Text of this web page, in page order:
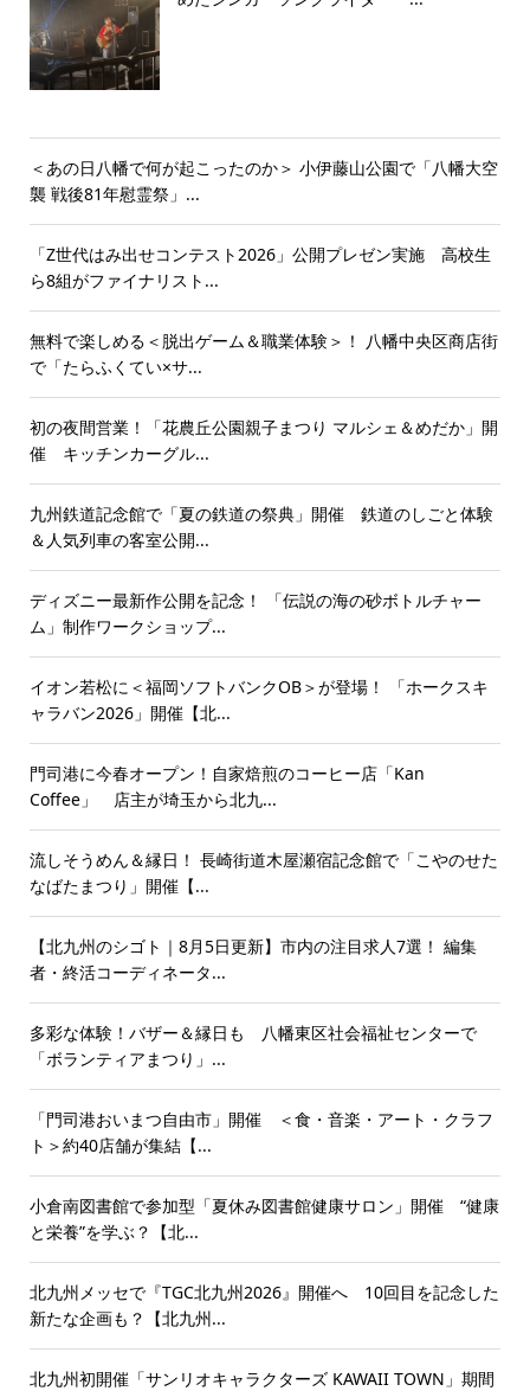
＜あの日八幡で何が起こったのか＞ 小伊藤山公園で「八幡大空
襲 戦後81年慰霊祭」...
「Z世代はみ出せコンテスト2026」公開プレゼン実施 高校生
ら8組がファイナリスト...
無料で楽しめる＜脱出ゲーム＆職業体験＞！ 八幡中央区商店街
で「たらふくてい×サ...
初の夜間営業！「花農丘公園親子まつり マルシェ＆めだか」開
催 キッチンカーグル...
九州鉄道記念館で「夏の鉄道の祭典」開催 鉄道のしごと体験
＆人気列車の客室公開...
ディズニー最新作公開を記念！ 「伝説の海の砂ボトルチャー
ム」制作ワークショップ...
イオン若松に＜福岡ソフトバンクOB＞が登場！ 「ホークスキ
ャラバン2026」開催【北...
門司港に今春オープン！自家焙煎のコーヒー店「Kan
Coffee」 店主が埼玉から北九...
流しそうめん＆縁日！ 長崎街道木屋瀬宿記念館で「こやのせた
なばたまつり」開催【...
【北九州のシゴト｜8月5日更新】市内の注目求人7選！ 編集
者・終活コーディネータ...
多彩な体験！バザー＆縁日も 八幡東区社会福祉センターで
「ボランティアまつり」...
「門司港おいまつ自由市」開催 ＜食・音楽・アート・クラフ
ト＞約40店舗が集結【...
小倉南図書館で参加型「夏休み図書館健康サロン」開催 “健康
と栄養”を学ぶ？【北...
北九州メッセで『TGC北九州2026』開催へ 10回目を記念した
新たな企画も？【北九州...
北九州初開催「サンリオキャラクターズ KAWAII TOWN」期間